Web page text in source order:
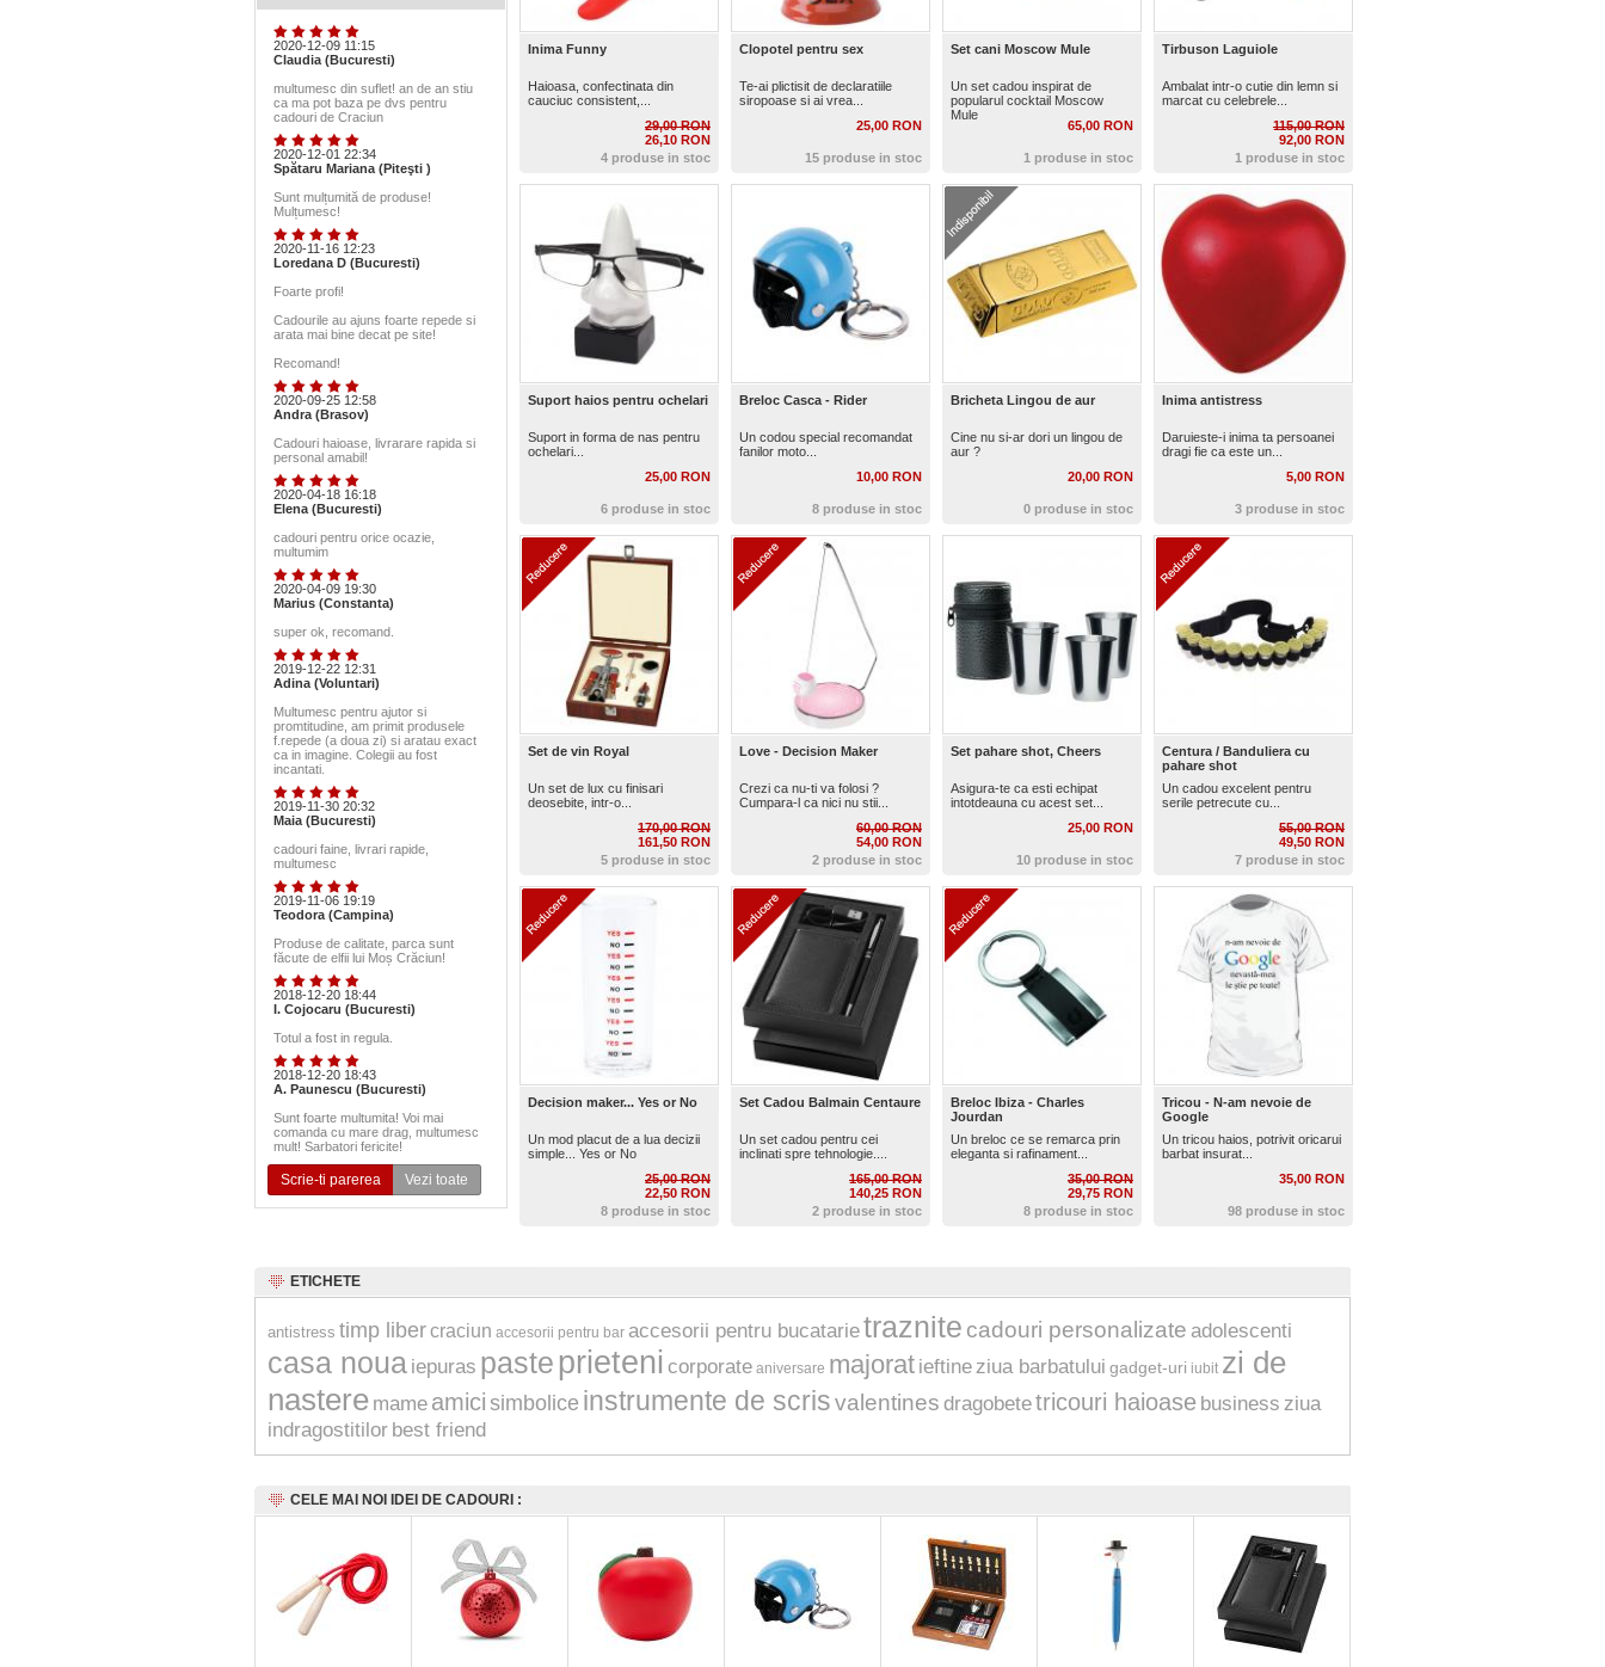
2020-12-09 11:15
Claudia (Bucuresti)
multumesc din suflet! an de an stiu
ca ma pot baza pe dvs pentru
cadouri de Craciun
2020-12-01 22:34
Spătaru Mariana (Piteşti )
Sunt mulțumită de produse!
Mulțumesc!
2020-11-16 12:23
Loredana D (Bucuresti)
Foarte profi!
Cadourile au ajuns foarte repede si
arata mai bine decat pe site!
Recomand!
2020-09-25 12:58
Andra (Brasov)
Cadouri haioase, livrarare rapida si
personal amabil!
2020-04-18 16:18
Elena (Bucuresti)
cadouri pentru orice ocazie,
multumim
2020-04-09 19:30
Marius (Constanta)
super ok, recomand.
2019-12-22 12:31
Adina (Voluntari)
Multumesc pentru ajutor si
promtitudine, am primit produsele
f.repede (a doua zi) si aratau exact
ca in imagine. Colegii au fost
incantati.
2019-11-30 20:32
Maia (Bucuresti)
cadouri faine, livrari rapide,
multumesc
2019-11-06 19:19
Teodora (Campina)
Produse de calitate, parca sunt
făcute de elfii lui Moș Crăciun!
2018-12-20 18:44
I. Cojocaru (Bucuresti)
Totul a fost in regula.
2018-12-20 18:43
A. Paunescu (Bucuresti)
Sunt foarte multumita! Voi mai
comanda cu mare drag, multumesc
mult! Sarbatori fericite!
Scrie-ti parerea Vezi toate
Inima Funny
Haioasa, confectinata din
cauciuc consistent,...
29,00 RON
26,10 RON
4 produse in stoc
Clopotel pentru sex
Te-ai plictisit de declaratiile
siropoase si ai vrea...
25,00 RON
15 produse in stoc
Set cani Moscow Mule
Un set cadou inspirat de
popularul cocktail Moscow
Mule
65,00 RON
1 produse in stoc
Tirbuson Laguiole
Ambalat intr-o cutie din lemn si
marcat cu celebrele...
115,00 RON
92,00 RON
1 produse in stoc
Suport haios pentru ochelari
Suport in forma de nas pentru
ochelari...
25,00 RON
6 produse in stoc
Breloc Casca - Rider
Un codou special recomandat
fanilor moto...
10,00 RON
8 produse in stoc
Bricheta Lingou de aur
Cine nu si-ar dori un lingou de
aur ?
20,00 RON
0 produse in stoc
Inima antistress
Daruieste-i inima ta persoanei
dragi fie ca este un...
5,00 RON
3 produse in stoc
Set de vin Royal
Un set de lux cu finisari
deosebite, intr-o...
170,00 RON
161,50 RON
5 produse in stoc
Love - Decision Maker
Crezi ca nu-ti va folosi ?
Cumpara-l ca nici nu stii...
60,00 RON
54,00 RON
2 produse in stoc
Set pahare shot, Cheers
Asigura-te ca esti echipat
intotdeauna cu acest set...
25,00 RON
10 produse in stoc
Centura / Banduliera cu
pahare shot
Un cadou excelent pentru
serile petrecute cu...
55,00 RON
49,50 RON
7 produse in stoc
Decision maker... Yes or No
Un mod placut de a lua decizii
simple... Yes or No
25,00 RON
22,50 RON
8 produse in stoc
Set Cadou Balmain Centaure
Un set cadou pentru cei
inclinati spre tehnologie....
165,00 RON
140,25 RON
2 produse in stoc
Breloc Ibiza - Charles
Jourdan
Un breloc ce se remarca prin
eleganta si rafinament...
35,00 RON
29,75 RON
8 produse in stoc
Tricou - N-am nevoie de
Google
Un tricou haios, potrivit oricarui
barbat insurat...
35,00 RON
98 produse in stoc
ETICHETE
antistress timp libercraciun accesorii pentru bar accesorii pentru bucatarietraznite cadouri personalizate adolescenti
casa noua iepuras pasteprieteni corporate aniversare majorat ieftineziua barbatului gadget-uri iubit zi de
nastere mame amici simbolice instrumente de scrisvalentines dragobetetricouri haioase business ziua
indragostitilor best friend
CELE MAI NOI IDEI DE CADOURI :